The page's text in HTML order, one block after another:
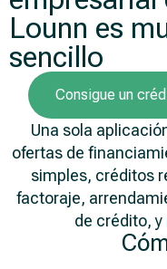
Lounn es
sencillo
Consigue un
Una sola
ofertas de
simples, créditos
factoraje,
de crédito, y